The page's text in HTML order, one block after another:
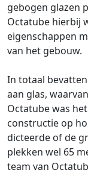
gebogen glazen
Octatube hierbij
eigenschappen
van het gebouw.
In totaal
aan glas,
Octatube was
constructie op
dicteerde of de
plekken wel 65
team van